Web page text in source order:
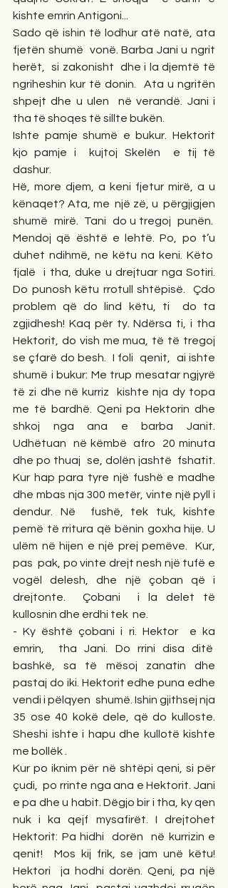
kishte emrin Antigoni...
Sado që ishin të lodhur atë natë, ata
fjetën shumë  vonë. Barba Jani u ngrit
herët,  si zakonisht  dhe i la djemtë të
ngriheshin kur të donin.  Ata u ngritën
shpejt dhe u ulen  në verandë. Jani i
tha të shoqes të sillte bukën.
Ishte pamje shumë e bukur. Hektorit
kjo pamje i  kujtoj Skelën  e tij të
dashur.
Hë, more djem, a keni fjetur mirë, a u
kënaqet? Ata, me  një zë, u  përgjigjen
shumë  mirë.  Tani  do u tregoj  punën.
Mendoj që është e lehtë. Po, po t’u
duhet ndihmë, ne këtu na keni. Këto
fjalë  i tha, duke u drejtuar nga Sotiri.
Do punosh këtu rrotull shtëpisë.  Çdo
problem që do lind këtu, ti  do ta
zgjidhesh! Kaq për ty. Ndërsa ti, i tha
Hektorit, do vish me mua, të të tregoj
se çfarë do besh.  I foli  qenit,  ai ishte
shumë i bukur: Me trup mesatar ngjyrë
të zi dhe në kurriz  kishte nja dy topa
me të bardhë. Qeni pa Hektorin dhe
shkoj nga ana e barba Janit.
Udhëtuan  në këmbë  afro  20 minuta
dhe po thuaj  se, dolën jashtë  fshatit.
Kur hap para tyre një fushë e madhe
dhe mbas nja 300 metër, vinte një pyll i
dendur. Në  fushë, tek tuk, kishte
pemë të rritura që bënin goxha hije. U
ulëm në hijen e një prej pemëve.  Kur,
pas  pak, po vinte drejt nesh një tufë e
vogël delesh, dhe një çoban që i
drejtonte.  Çobani  i la delet të
kullosnin dhe erdhi tek  ne.
- Ky është çobani i ri. Hektor  e ka
emrin,  tha Jani. Do rrini disa ditë
bashkë, sa të mësoj zanatin dhe
pastaj do iki. Hektorit edhe puna edhe
vendi i pëlqyen  shumë. Ishin gjithsej nja
35 ose 40 kokë dele, që do kulloste.
Sheshi ishte i hapu dhe kullotë kishte
me bollëk .
Kur po iknim për në shtëpi qeni, si për
çudi,  po rrinte nga ana e Hektorit. Jani
e pa dhe u habit. Dëgjo bir i tha, ky qen
nuk i ka qejf mysafirët. I drejtohet
Hektorit: Pa hidhi  dorën  në kurrizin e
qenit!  Mos kij frik, se jam unë këtu!
Hektori  ja hodhi dorën. Qeni, pa një